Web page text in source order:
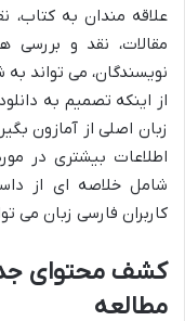
علاقه مندان به کتاب،
مقالات، نقد و بررسی
نویسندگان، می تواند
از اینکه تصمیم به
زبان اصلی از آمازون
اطلاعات بیشتری در
شامل خلاصه ای از
کاربران فارسی زبان می
کشف محتوای
مطالعه